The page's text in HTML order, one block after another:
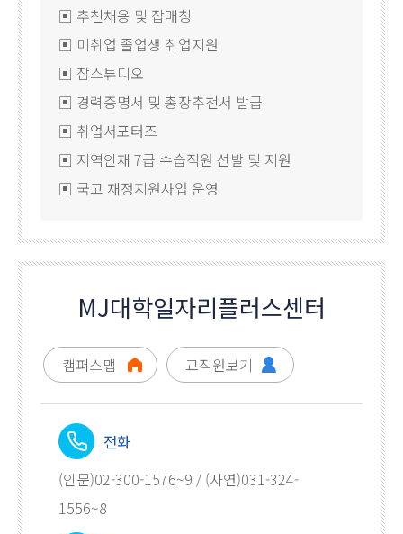
▣ 추천채용 및 잡매칭
▣ 미취업 졸업생 취업지원
▣ 잡스튜디오
▣ 경력증명서 및 총장추천서 발급
▣ 취업서포터즈
▣ 지역인재 7급 수습직원 선발 및 지원
▣ 국고 재정지원사업 운영
MJ대학일자리플러스센터
캠퍼스맵 교직원보기
전화
(인문)02-300-1576~9 / (자연)031-324-
1556~8